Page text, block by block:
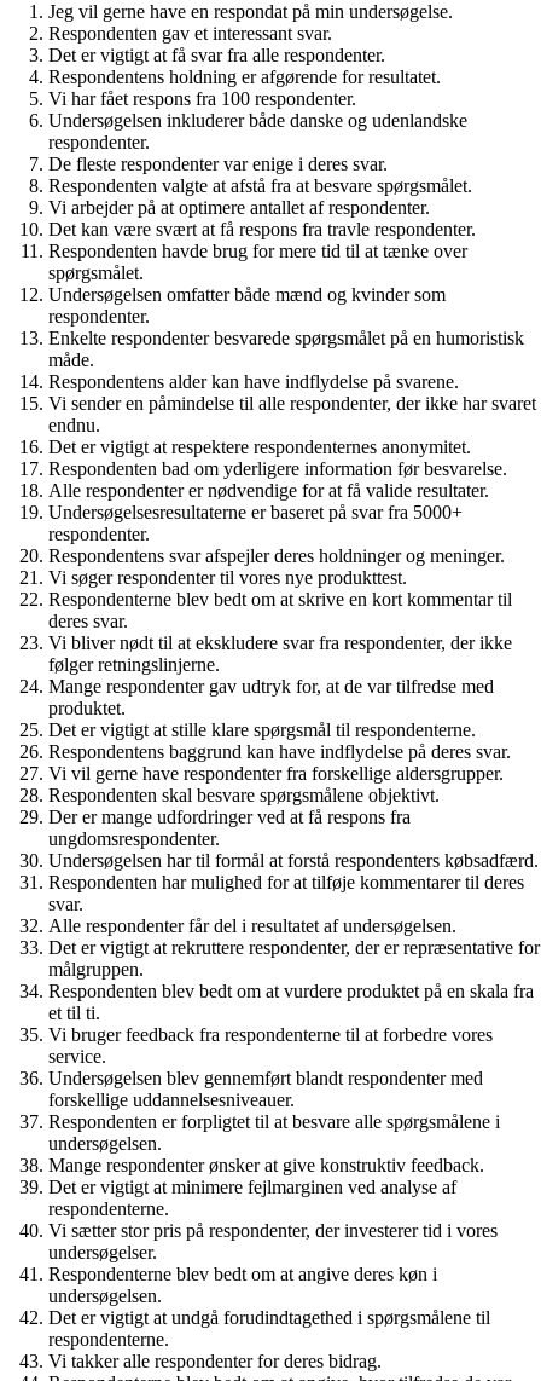
Jeg vil gerne have en respondat på min undersøgelse.
Respondenten gav et interessant svar.
Det er vigtigt at få svar fra alle respondenter.
Respondentens holdning er afgørende for resultatet.
Vi har fået respons fra 100 respondenter.
Undersøgelsen inkluderer både danske og udenlandske
respondenter.
De fleste respondenter var enige i deres svar.
Respondenten valgte at afstå fra at besvare spørgsmålet.
Vi arbejder på at optimere antallet af respondenter.
Det kan være svært at få respons fra travle respondenter.
Respondenten havde brug for mere tid til at tænke over
spørgsmålet.
Undersøgelsen omfatter både mænd og kvinder som
respondenter.
Enkelte respondenter besvarede spørgsmålet på en humoristisk
måde.
Respondentens alder kan have indflydelse på svarene.
Vi sender en påmindelse til alle respondenter, der ikke har svaret
endnu.
Det er vigtigt at respektere respondenternes anonymitet.
Respondenten bad om yderligere information før besvarelse.
Alle respondenter er nødvendige for at få valide resultater.
Undersøgelsesresultaterne er baseret på svar fra 5000+
respondenter.
Respondentens svar afspejler deres holdninger og meninger.
Vi søger respondenter til vores nye produkttest.
Respondenterne blev bedt om at skrive en kort kommentar til
deres svar.
Vi bliver nødt til at ekskludere svar fra respondenter, der ikke
følger retningslinjerne.
Mange respondenter gav udtryk for, at de var tilfredse med
produktet.
Det er vigtigt at stille klare spørgsmål til respondenterne.
Respondentens baggrund kan have indflydelse på deres svar.
Vi vil gerne have respondenter fra forskellige aldersgrupper.
Respondenten skal besvare spørgsmålene objektivt.
Der er mange udfordringer ved at få respons fra
ungdomsrespondenter.
Undersøgelsen har til formål at forstå respondenters købsadfærd.
Respondenten har mulighed for at tilføje kommentarer til deres
svar.
Alle respondenter får del i resultatet af undersøgelsen.
Det er vigtigt at rekruttere respondenter, der er repræsentative for
målgruppen.
Respondenten blev bedt om at vurdere produktet på en skala fra
et til ti.
Vi bruger feedback fra respondenterne til at forbedre vores
service.
Undersøgelsen blev gennemført blandt respondenter med
forskellige uddannelsesniveauer.
Respondenten er forpligtet til at besvare alle spørgsmålene i
undersøgelsen.
Mange respondenter ønsker at give konstruktiv feedback.
Det er vigtigt at minimere fejlmarginen ved analyse af
respondenterne.
Vi sætter stor pris på respondenter, der investerer tid i vores
undersøgelser.
Respondenterne blev bedt om at angive deres køn i
undersøgelsen.
Det er vigtigt at undgå forudindtagethed i spørgsmålene til
respondenterne.
Vi takker alle respondenter for deres bidrag.